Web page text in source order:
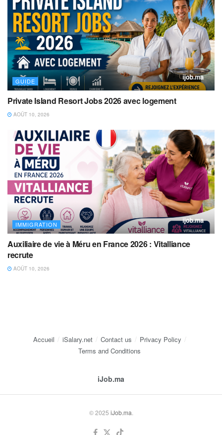
GUIDE
Private Island Resort Jobs 2026 avec logement
AOÛT 10, 2026
IMMIGRATION
Auxiliaire de vie à Méru en France 2026 : Vitalliance
recrute
AOÛT 10, 2026
Accueil iSalary.net Contact us
Privacy Policy
Terms and Conditions
iJob.ma
© 2025 iJob.ma